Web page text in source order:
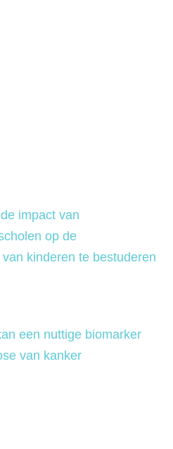
impact van
op de
een nuttige biomarker
van kanker